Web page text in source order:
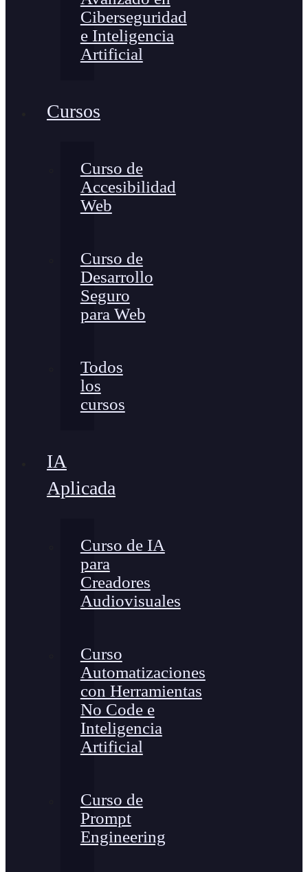
Ciberseguridad
e Inteligencia
Artificial
Cursos
Curso de
Accesibilidad
Web
Curso de
Desarrollo
Seguro
para Web
Todos
los
cursos
IA
Aplicada
Curso de IA
para
Creadores
Audiovisuales
Curso
Automatizaciones
con Herramientas
No Code e
Inteligencia
Artificial
Curso de
Prompt
Engineering